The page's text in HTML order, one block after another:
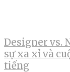
Designer vs.
sự xa xỉ và
tiếng